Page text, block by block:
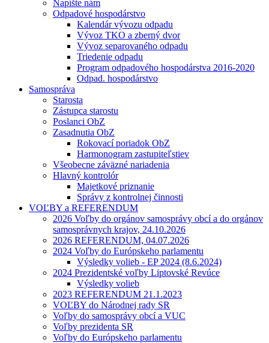
Napíšte nám
Odpadové hospodárstvo
Kalendár vývozu odpadu
Vývoz TKO a zberný dvor
Vývoz separovaného odpadu
Triedenie odpadu
Program odpadového hospodárstva 2016-2020
Odpad. hospodárstvo
Samospráva
Starosta
Zástupca starostu
Poslanci ObZ
Zasadnutia ObZ
Rokovací poriadok ObZ
Harmonogram zastupiteľstiev
Všeobecne záväzné nariadenia
Hlavný kontrolór
Majetkové priznanie
Správy z kontrolnej činnosti
VOĽBY a REFERENDUM
2026 Voľby do orgánov samosprávy obcí a do orgánov
samosprávnych krajov, 24.10.2026
2026 REFERENDUM, 04.07.2026
2024 Voľby do Európskeho parlamentu
Výsledky volieb - EP 2024 (8.6.2024)
2024 Prezidentské voľby Liptovské Revúce
Výsledky volieb
2023 REFERENDUM 21.1.2023
VOĽBY do Národnej rady SR
Voľby do samosprávy obcí a VUC
Voľby prezidenta SR
Voľby do Európskeho parlamentu